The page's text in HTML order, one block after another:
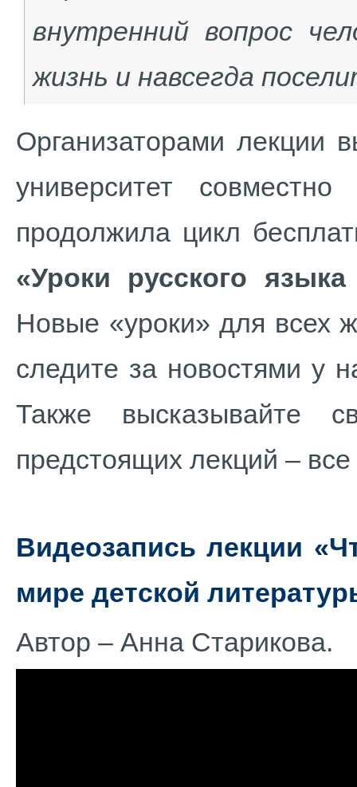
внутренний вопрос
жизнь и навсегда
Организаторами лекции
университет
продолжила цикл
«Уроки русского
Новые «уроки» для всех
следите за новостями у
Также высказывайте
предстоящих лекций –
Видеозапись лекции
мире детской
Автор – Анна Старикова.